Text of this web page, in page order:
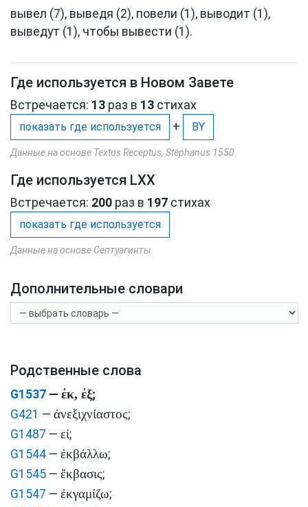
вывел (7), выведя (2), повели (1), выводит (1),
выведут (1), чтобы вывести (1).
Где используется в Новом Завете
Встречается: 13 раз в 13 стихах
показать где используется + BY
Данные на основе Textus Receptus, Stephanus 1550.
Где используется LXX
Встречается: 200 раз в 197 стихах
показать где используется
Данные на основе Септуагинты.
Дополнительные словари
Родственные слова
G1537 — ἐκ, ἐξ;
G421 — ἀνεξιχνίαστος;
G1487 — εἰ;
G1544 — ἐκβάλλω;
G1545 — ἔκβασις;
G1547 — ἐκγαμίζω;